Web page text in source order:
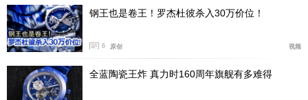
麦昆在电影《勒芒》中佩戴豪雅摩纳哥腕表产生了深远的
文化影响，此后数十年持续回响，对该系列腕表成就如今
的经典地位起到了至关重要的作用。Don Nunley持有的最
后一枚腕表以及珍贵的文献资料，在一直追寻电影拍摄期
间所用腕表的群体中，已成为一种神秘的存在。因此，能
钢王也是卷王！罗杰杜彼杀入30万价位！
6 原创 视频
全蓝陶瓷王炸 真力时160周年旗舰有多难得